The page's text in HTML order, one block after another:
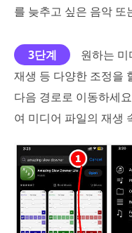
를 늦추고 싶은 음악 또
3단계
원하는
재생 등 다양한 조정을
다음 경로로 이동하세
여 미디어 파일의 재생